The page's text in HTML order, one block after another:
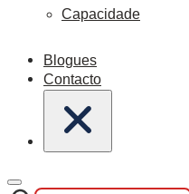
Capacidade
Blogues
Contacto